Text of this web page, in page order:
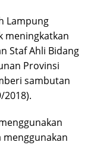
Lampung
meningkatkan
Staf Ahli Bidang
Provinsi
sambutan
2018).
menggunakan